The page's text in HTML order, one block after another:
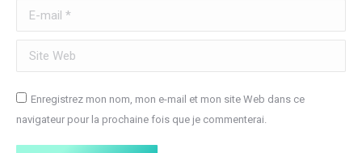
E-mail *
Site Web
Enregistrez mon nom, mon e-mail et mon site Web dans ce
navigateur pour la prochaine fois que je commenterai.